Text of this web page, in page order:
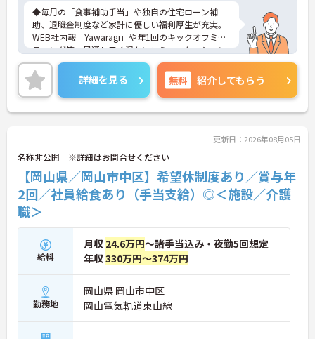
◆毎月の「食事補助手当」や独自の住宅ローン補
助、退職金制度など家計に優しい福利厚生が充実。
WEB社内報「Yawaragi」や年1回のキックオフミー
ティング等、風通し良く温かいコミュニケーション
を育む環境が整っています。
◆若手～中高年まで幅広い年代が活躍中！短時間正
社員制度などライフスタイルに合わせた柔軟な働き
方が可能です。産休・育休の取得を推進しており、
復帰時には最大10万円支給の独自制度「育児休業給
◆働きながら成長！資格取得を最大10万円補助 多職
種連携で専門知識が磨けるチームケア実践 頑張りや
スキルが給与・役職にしっかり反映。 明確なキャリ
アパス制度が整っている環境で、 目標を持って長く
活躍できます！
詳細を見る 無料 紹介してもらう
更新日：2026年08月05日
名称非公開 ※詳細はお問合せください
【岡山県／岡山市中区】希望休制度あり／賞与年
2回／社員給食あり（手当支給）◎＜施設／介護
職＞
給料
月収 24.6万円～諸手当込み・夜勤5回想定
年収330万円～374万円
勤務地
岡山県 岡山市中区
岡山電気軌道東山線